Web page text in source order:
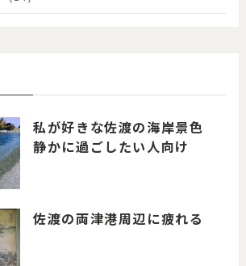
私が好きな佐渡の海岸景色
静かに過ごしたい人向け
佐渡の両津港周辺に疲れる